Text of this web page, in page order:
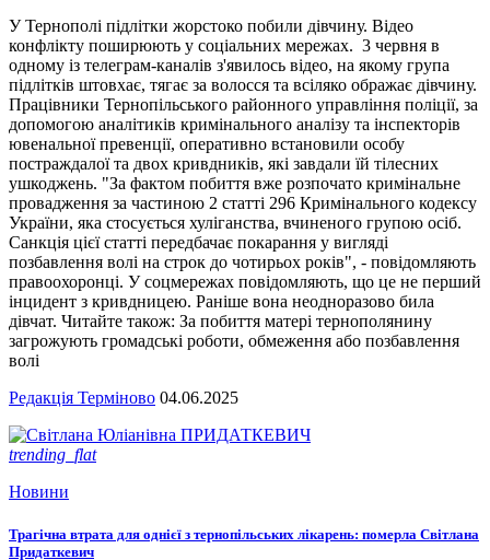
У Тернополі підлітки жорстоко побили дівчину. Відео
конфлікту поширюють у соціальних мережах. 3 червня в
одному із телеграм-каналів з'явилось відео, на якому група
підлітків штовхає, тягає за волосся та всіляко ображає дівчину.
Працівники Тернопільського районного управління поліції, за
допомогою аналітиків кримінального аналізу та інспекторів
ювенальної превенції, оперативно встановили особу
постраждалої та двох кривдників, які завдали їй тілесних
ушкоджень. "За фактом побиття вже розпочато кримінальне
провадження за частиною 2 статті 296 Кримінального кодексу
України, яка стосується хуліганства, вчиненого групою осіб.
Санкція цієї статті передбачає покарання у вигляді
позбавлення волі на строк до чотирьох років", - повідомляють
правоохоронці. У соцмережах повідомляють, що це не перший
інцидент з кривдницею. Раніше вона неодноразово била
дівчат. Читайте також: За побиття матері тернополянину
загрожують громадські роботи, обмеження або позбавлення
волі
Редакція Терміново 04.06.2025
trending_flat
Новини
Трагічна втрата для однієї з тернопільських лікарень: померла Світлана
Придаткевич